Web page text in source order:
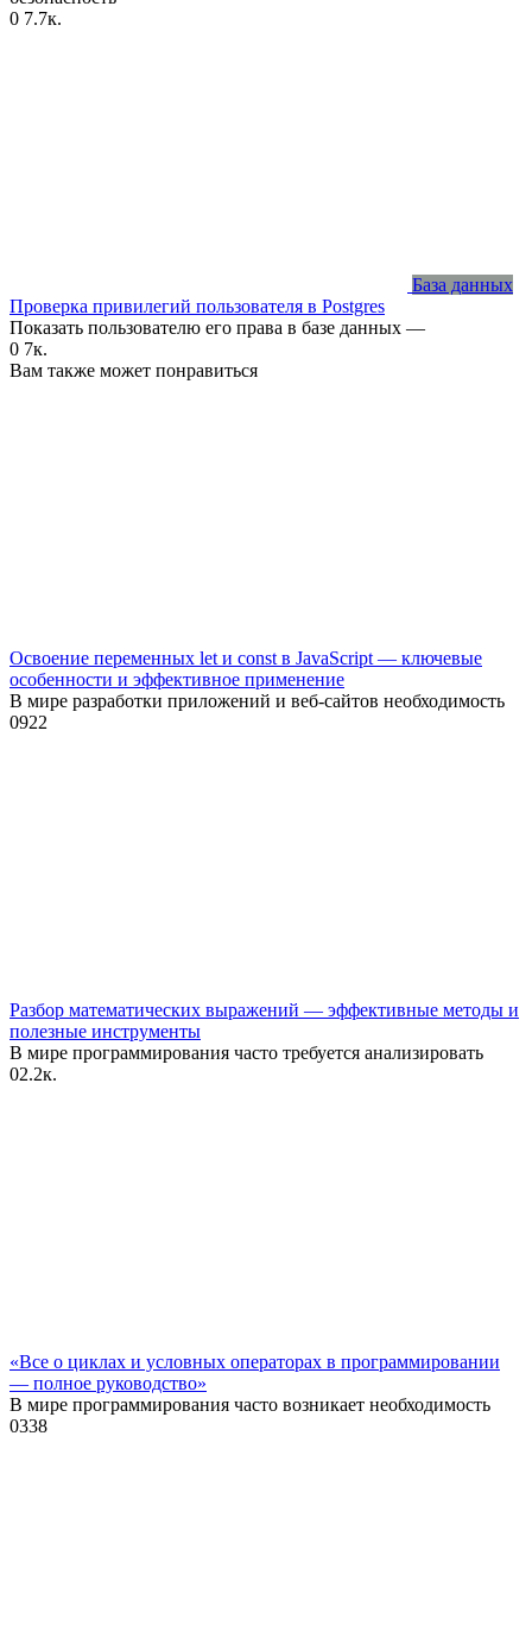
0 7.7к.
База данных
Проверка привилегий пользователя в Postgres
Показать пользователю его права в базе данных —
0 7к.
Вам также может понравиться
Освоение переменных let и const в JavaScript — ключевые
особенности и эффективное применение
В мире разработки приложений и веб-сайтов необходимость
0922
Разбор математических выражений — эффективные методы и
полезные инструменты
В мире программирования часто требуется анализировать
02.2к.
«Все о циклах и условных операторах в программировании
— полное руководство»
В мире программирования часто возникает необходимость
0338